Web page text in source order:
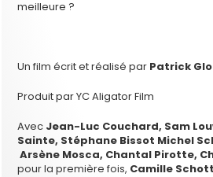
meilleure ?
Un film écrit et réalisé par Patrick
Produit par YC Aligator Film
Avec Jean-Luc Couchard, Sam
Sainte, Stéphane Bissot Michel
Arsène Mosca, Chantal Pirotte,
pour la première fois, Camille Schott